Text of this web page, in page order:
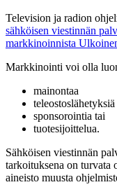
Television ja radion
sähköisen viestinnän
markkinoinnista
Markkinointi voi olla
mainontaa
teleostoslähetyksiä
sponsorointia tai
tuotesijoittelua.
Sähköisen viestinnän
tarkoituksena on turvata
aineisto muusta